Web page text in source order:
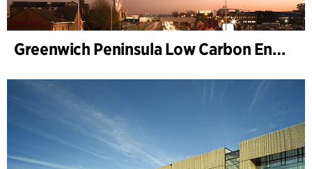
Greenwich Peninsula Low Carbon Energy Centre